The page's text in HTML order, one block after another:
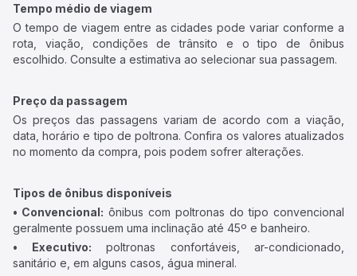
Tempo médio de viagem
O tempo de viagem entre as cidades pode variar conforme a
rota, viação, condições de trânsito e o tipo de ônibus
escolhido. Consulte a estimativa ao selecionar sua passagem.
Preço da passagem
Os preços das passagens variam de acordo com a viação,
data, horário e tipo de poltrona. Confira os valores atualizados
no momento da compra, pois podem sofrer alterações.
Tipos de ônibus disponíveis
• Convencional: ônibus com poltronas do tipo convencional
geralmente possuem uma inclinação até 45º e banheiro.
• Executivo: poltronas confortáveis, ar-condicionado,
sanitário e, em alguns casos, água mineral.